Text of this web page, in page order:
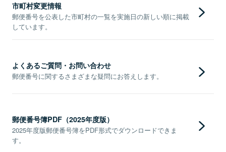
市町村変更情報
郵便番号を公表した市町村の一覧を実施日の新しい順に掲載
しています。
よくあるご質問・お問い合わせ
郵便番号に関するさまざまな疑問にお答えします。
郵便番号簿PDF（2025年度版）
2025年度版郵便番号簿をPDF形式でダウンロードできま
す。